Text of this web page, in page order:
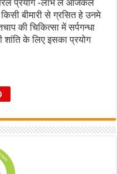
प्रयोग -लाभ ले आजकल
बीमारी से ग्रसित हे उनमे
की चिकित्सा में सर्पगन्धा
शांति के लिए इसका प्रयोग